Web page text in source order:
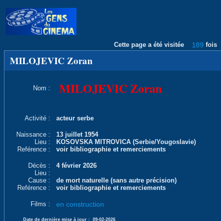
Cette page a été visitée 189 fois
MILOJEVIC Zoran
Nom : MILOJEVIC Zoran
Activité : acteur serbe
Naissance :
13 juillet 1954
Lieu :
KOSOVSKA MITROVICA (Serbie/Yougoslavie)
Reférence :
voir bibliographie et remerciements
Décès :
4 février 2026
Lieu :
Cause :
de mort naturelle (sans autre précision)
Reférence :
voir bibliographie et remerciements
Films : en construction
Date de dernière mise à jour : 09-02-2026